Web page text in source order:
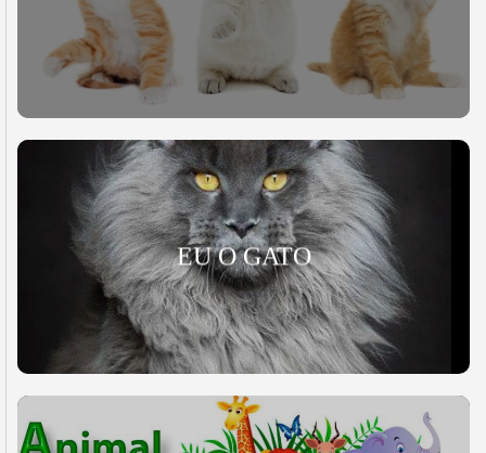
EU O GATO